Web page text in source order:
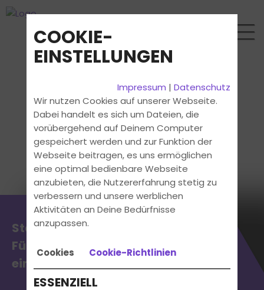
Starte jetzt deinen
Führerschein – schnell &
einfach!
COOKIE-
EINSTELLUNGEN
Impressum |Datenschutz
Wir nutzen Cookies auf unserer Webseite.
Dabei handelt es sich um Dateien, die
vorübergehend auf Deinem Computer
gespeichert werden und zur Funktion der
Webseite beitragen, es uns ermöglichen
eine optimal bedienbare Webseite
anzubieten, die Nutzererfahrung stetig zu
verbessern und unsere werblichen
Aktivitäten an Deine Bedürfnisse
anzupassen.
Cookies Cookie-Richtlinien
ESSENZIELL